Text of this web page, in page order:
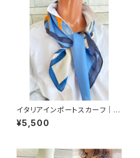
イタリアインポートスカーフ｜小
さめスカーフ ツヤスカーフ・SIL
K風 バッグスカーフ/ブルー系フ
¥5,500